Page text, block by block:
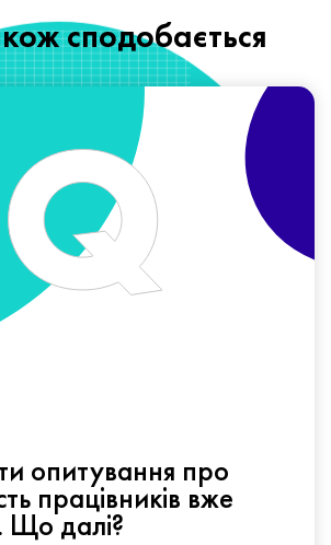
сподобається
опитування про
працівників вже
Що далі?